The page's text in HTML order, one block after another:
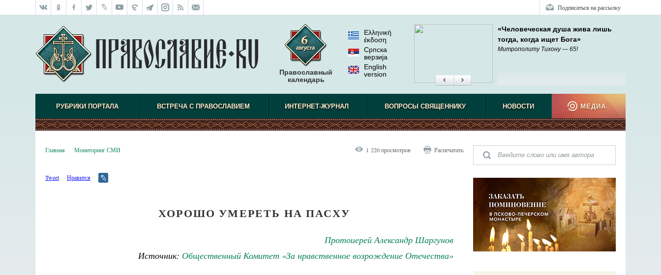
Подписаться на рассылку
Православный
календарь
Ελληνική
έκδοση
Српска
верзиjа
English
version
«Человеческая душа жива лишь
тогда, когда ищет Бога»
Митрополиту Тихону — 65!
РУБРИКИ ПОРТАЛА ВСТРЕЧА С ПРАВОСЛАВИЕМ ИНТЕРНЕТ-ЖУРНАЛ ВОПРОСЫ СВЯЩЕННИКУ НОВОСТИ МЕДИА
Главная Мониторинг СМИ 1 220 просмотров Распечатать
Tweet Нравится
ХОРОШО УМЕРЕТЬ НА ПАСХУ
Протоиерей Александр Шаргунов
Источник: Общественный Комитет «За нравственное возрождение Отечества»